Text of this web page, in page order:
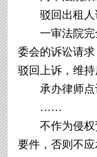
驳回出租人
一审法院完
委会的诉讼请
驳回上诉，维持
承办律师点
……
不作为侵权
要件，否则不应